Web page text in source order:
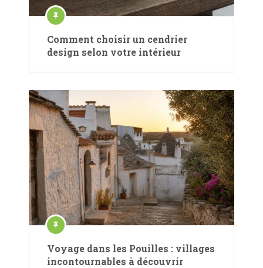
Comment choisir un cendrier
design selon votre intérieur
Voyage dans les Pouilles : villages
incontournables à découvrir